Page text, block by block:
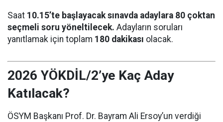
Saat 10.15’te başlayacak sınavda adaylara 80 çoktan
seçmeli soru yöneltilecek. Adayların soruları
yanıtlamak için toplam 180 dakikası olacak.
2026 YÖKDİL/2’ye Kaç Aday
Katılacak?
ÖSYM Başkanı Prof. Dr. Bayram Ali Ersoy’un verdiği